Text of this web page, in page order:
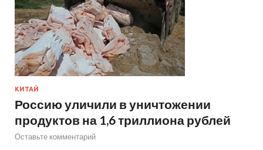
КИТАЙ
Россию уличили в уничтожении
продуктов на 1,6 триллиона рублей
Оставьте комментарий